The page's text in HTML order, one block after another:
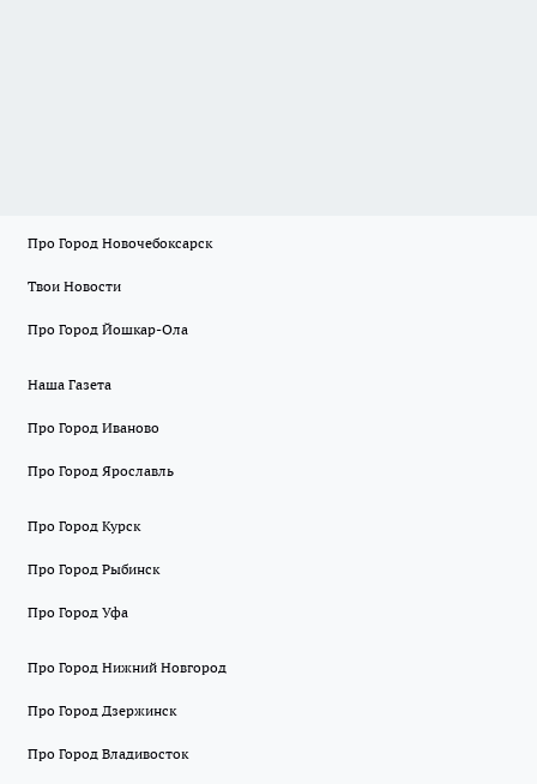
Про Город Новочебоксарск
Твои Новости
Про Город Йошкар-Ола
Наша Газета
Про Город Иваново
Про Город Ярославль
Про Город Курск
Про Город Рыбинск
Про Город Уфа
Про Город Нижний Новгород
Про Город Дзержинск
Про Город Владивосток